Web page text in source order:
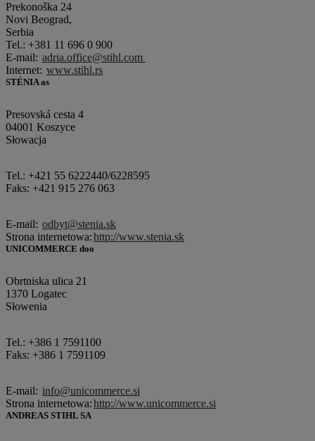
Prekonoška 24
Novi Beograd,
Serbia
Tel.: +381 11 696 0 900
E-mail: adria.office@stihl.com
Internet: www.stihl.rs
STÉNIA as
Presovská cesta 4
04001 Koszyce
Słowacja
Tel.: +421 55 6222440/6228595
Faks: +421 915 276 063
E-mail: odbyt@stenia.sk
Strona internetowa:http://www.stenia.sk
UNICOMMERCE doo
Obrtniska ulica 21
1370 Logatec
Słowenia
Tel.: +386 1 7591100
Faks: +386 1 7591109
E-mail: info@unicommerce.si
Strona internetowa:http://www.unicommerce.si
ANDREAS STIHL SA